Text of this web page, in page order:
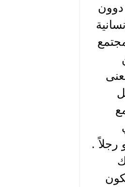
دوون
رجلاً .